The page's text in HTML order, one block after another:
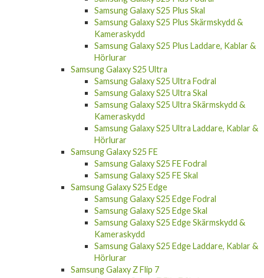
Samsung Galaxy S25 Plus Skal
Samsung Galaxy S25 Plus Skärmskydd &
Kameraskydd
Samsung Galaxy S25 Plus Laddare, Kablar &
Hörlurar
Samsung Galaxy S25 Ultra
Samsung Galaxy S25 Ultra Fodral
Samsung Galaxy S25 Ultra Skal
Samsung Galaxy S25 Ultra Skärmskydd &
Kameraskydd
Samsung Galaxy S25 Ultra Laddare, Kablar &
Hörlurar
Samsung Galaxy S25 FE
Samsung Galaxy S25 FE Fodral
Samsung Galaxy S25 FE Skal
Samsung Galaxy S25 Edge
Samsung Galaxy S25 Edge Fodral
Samsung Galaxy S25 Edge Skal
Samsung Galaxy S25 Edge Skärmskydd &
Kameraskydd
Samsung Galaxy S25 Edge Laddare, Kablar &
Hörlurar
Samsung Galaxy Z Flip 7